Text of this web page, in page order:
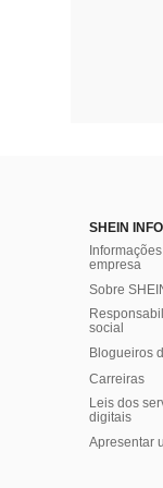
SHEIN INFO
empresa
Sobre
social
Blogueiros
Carreiras
Leis dos
digitais
Apresentar